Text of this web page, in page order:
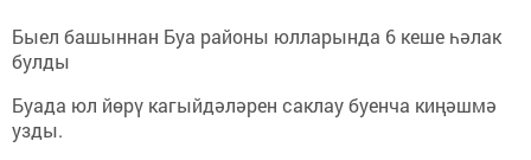
Быел башыннан Буа районы юлларында 6 кеше һәлак
булды
Буада юл йөрү кагыйдәләрен саклау буенча киңәшмә
узды.